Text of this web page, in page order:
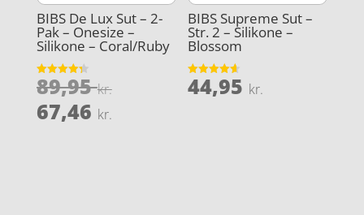
BIBS De Lux Sut – 2-
Pak – Onesize –
Silikone – Coral/Ruby
Vurderet
4.3
89,95kr.Den
pris
67,46 kr.
BIBS Supreme Sut –
Str. 2 – Silikone –
Blossom
Vurderet
4.6
44,95 kr.